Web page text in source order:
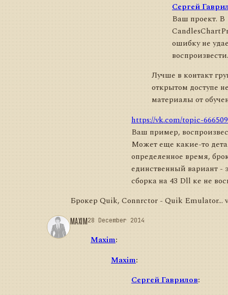
Сергей
Ваш проект. В
ошибку не
воспроизвести.
Лучше в контакт
открытом доступе
материалы от
https://vk.com/topic-
Ваш пример,
Может еще какие-то
определенное время,
единственный вариант -
сборка на 43 Dll ке не
Брокер Quik, Connrctor - Quik Emulator...
MAXIM28 December 2014
Maxim:
Maxim:
Сергей Гаврилов: